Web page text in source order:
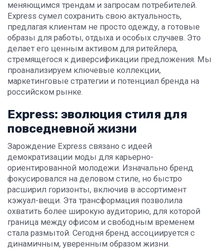
меняющимся трендам и запросам потребителей.
Express сумел сохранить свою актуальность,
предлагая клиентам не просто одежду, а готовые
образы для работы, отдыха и особых случаев. Это
делает его ценным активом для ритейлера,
стремящегося к диверсификации предложения. Мы
проанализируем ключевые коллекции,
маркетинговые стратегии и потенциал бренда на
российском рынке.
Express: эволюция стиля для
повседневной жизни
Зарождение Express связано с идеей
демократизации моды для карьерно-
ориентированной молодежи. Изначально бренд
фокусировался на деловом стиле, но быстро
расширил горизонты, включив в ассортимент
кэжуал-вещи. Эта трансформация позволила
охватить более широкую аудиторию, для которой
граница между офисом и свободным временем
стала размытой. Сегодня бренд ассоциируется с
динамичным, уверенным образом жизни.